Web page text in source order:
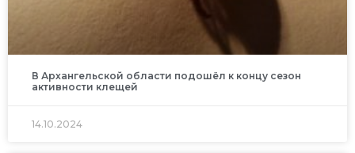
В Архангельской области подошёл к концу сезон
активности клещей
14.10.2024